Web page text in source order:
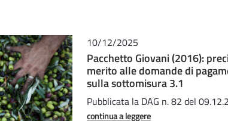
10/12/2025
Pacchetto Giovani (2016):
merito alle domande di
sulla sottomisura 3.1
Pubblicata la DAG n. 82 del
continua a leggere